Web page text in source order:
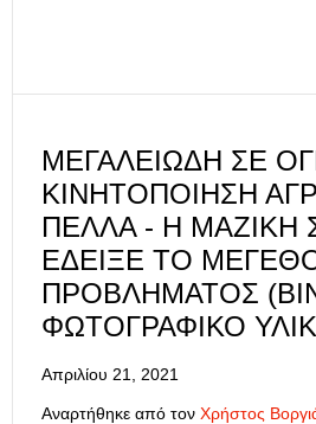
ΜΕΓΑΛΕΙΏΔΗ ΣΕ
ΚΙΝΗΤΟΠΟΊΗΣΗ
ΠΈΛΛΑ - Η
ΈΔΕΙΞΕ ΤΟ
ΠΡΟΒΛΉΜΑΤΟΣ
ΦΩΤΟΓΡΑΦΙΚΌ
Απριλίου 21, 2021
Αναρτήθηκε από τον Χρήστος